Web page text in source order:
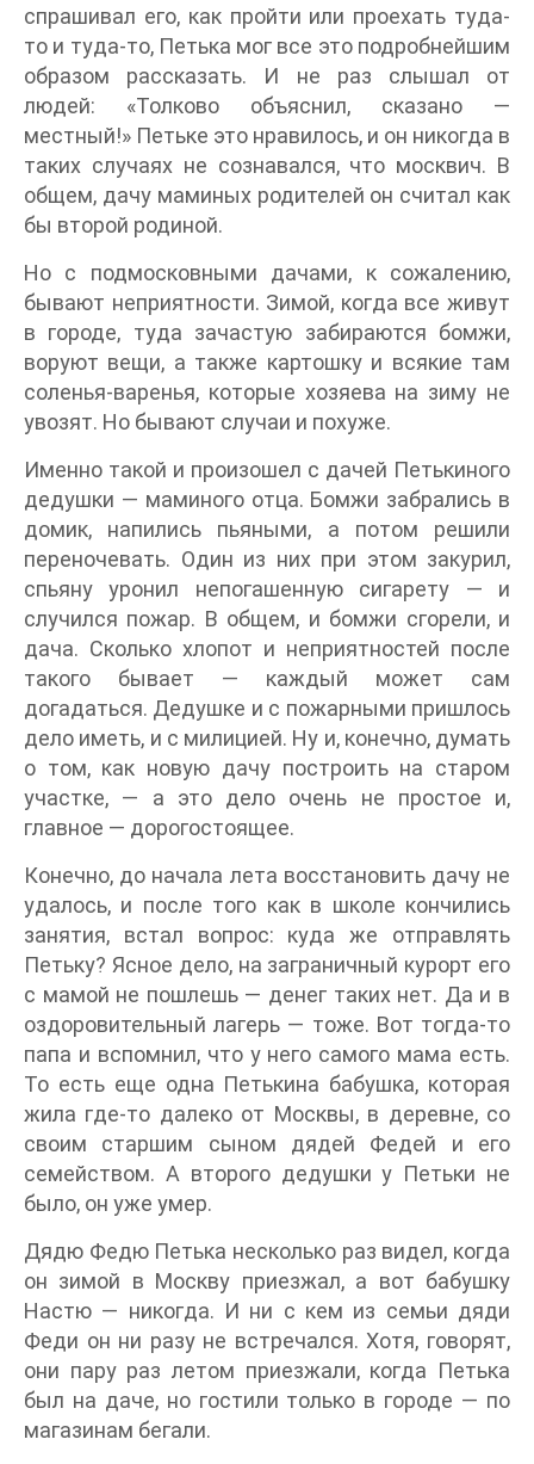
спрашивал его, как пройти или проехать туда-
то и туда-то, Петька мог все это подробнейшим
образом рассказать. И не раз слышал от
людей: «Толково объяснил, сказано —
местный!» Петьке это нравилось, и он никогда в
таких случаях не сознавался, что москвич. В
общем, дачу маминых родителей он считал как
бы второй родиной.
Но с подмосковными дачами, к сожалению,
бывают неприятности. Зимой, когда все живут
в городе, туда зачастую забираются бомжи,
воруют вещи, а также картошку и всякие там
соленья-варенья, которые хозяева на зиму не
увозят. Но бывают случаи и похуже.
Именно такой и произошел с дачей Петькиного
дедушки — маминого отца. Бомжи забрались в
домик, напились пьяными, а потом решили
переночевать. Один из них при этом закурил,
спьяну уронил непогашенную сигарету — и
случился пожар. В общем, и бомжи сгорели, и
дача. Сколько хлопот и неприятностей после
такого бывает — каждый может сам
догадаться. Дедушке и с пожарными пришлось
дело иметь, и с милицией. Ну и, конечно, думать
о том, как новую дачу построить на старом
участке, — а это дело очень не простое и,
главное — дорогостоящее.
Конечно, до начала лета восстановить дачу не
удалось, и после того как в школе кончились
занятия, встал вопрос: куда же отправлять
Петьку? Ясное дело, на заграничный курорт его
с мамой не пошлешь — денег таких нет. Да и в
оздоровительный лагерь — тоже. Вот тогда-то
папа и вспомнил, что у него самого мама есть.
То есть еще одна Петькина бабушка, которая
жила где-то далеко от Москвы, в деревне, со
своим старшим сыном дядей Федей и его
семейством. А второго дедушки у Петьки не
было, он уже умер.
Дядю Федю Петька несколько раз видел, когда
он зимой в Москву приезжал, а вот бабушку
Настю — никогда. И ни с кем из семьи дяди
Феди он ни разу не встречался. Хотя, говорят,
они пару раз летом приезжали, когда Петька
был на даче, но гостили только в городе — по
магазинам бегали.